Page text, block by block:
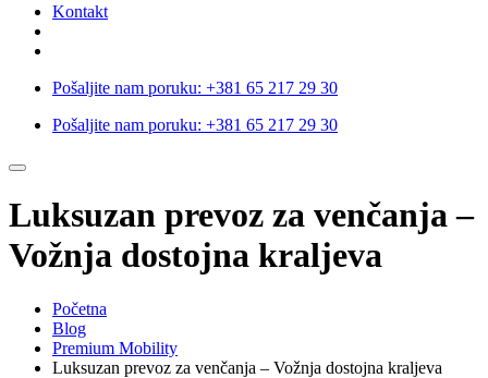
Kontakt
Pošaljite nam poruku: +381 65 217 29 30
Pošaljite nam poruku: +381 65 217 29 30
Luksuzan prevoz za venčanja –
Vožnja dostojna kraljeva
Početna
Blog
Premium Mobility
Luksuzan prevoz za venčanja – Vožnja dostojna kraljeva